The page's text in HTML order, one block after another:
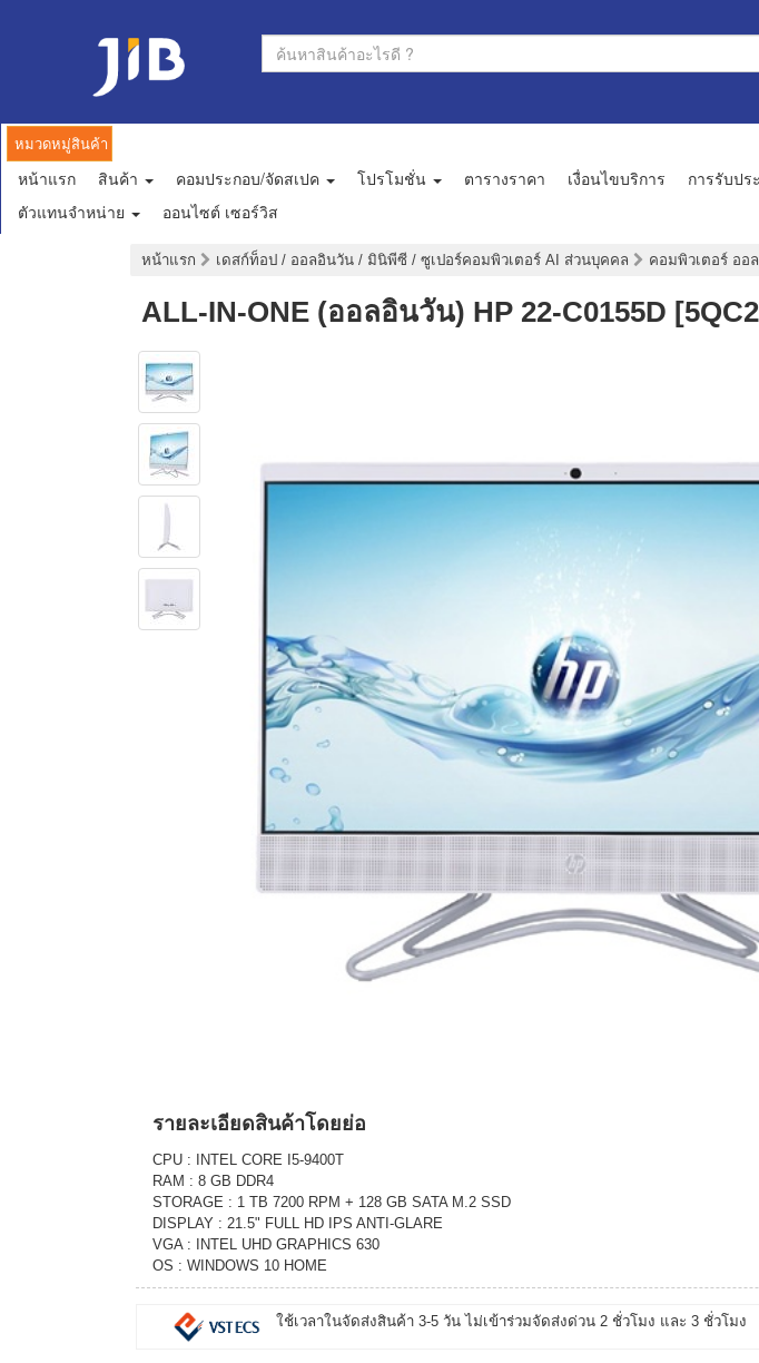
หมวดหมู่สินค้า
หน้าแรก สินค้า คอมประกอบ/จัดสเปค โปรโมชั่น ตารางราคา เงื่อนไขบริการ การรับปร
ตัวแทนจำหน่าย
ออนไซต์ เซอร์วิส
หน้าแรก เดสก์ท็อป / ออลอินวัน / มินิพีซี / ซูเปอร์คอมพิวเตอร์ AI ส่วนบุคคล คอมพิวเตอร์ ออ
ALL-IN-ONE (ออลอินวัน) HP 22-C0155D
รายละเอียดสินค้าโดยย่อ
CPU : INTEL CORE I5-9400T
RAM : 8 GB DDR4
STORAGE : 1 TB 7200 RPM + 128 GB SATA M.2 SSD
DISPLAY : 21.5" FULL HD IPS ANTI-GLARE
VGA : INTEL UHD GRAPHICS 630
OS : WINDOWS 10 HOME
ใช้เวลาในจัดส่งสินค้า 3-5 วัน ไม่เข้าร่วมจัดส่งด่วน 2 ชั่วโมง และ 3 ชั่วโมง